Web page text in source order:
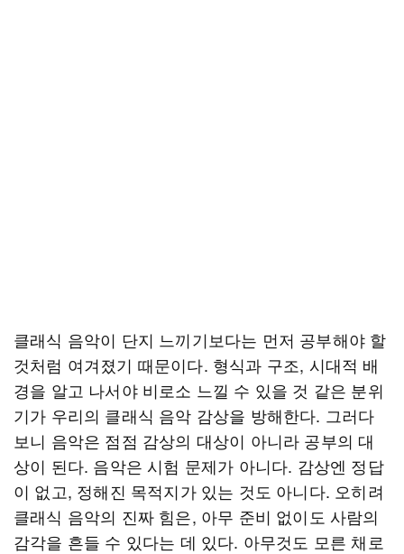
클래식 음악이 단지 느끼기보다는 먼저 공부해야 할
것처럼 여겨졌기 때문이다. 형식과 구조, 시대적 배
경을 알고 나서야 비로소 느낄 수 있을 것 같은 분위
기가 우리의 클래식 음악 감상을 방해한다. 그러다
보니 음악은 점점 감상의 대상이 아니라 공부의 대
상이 된다. 음악은 시험 문제가 아니다. 감상엔 정답
이 없고, 정해진 목적지가 있는 것도 아니다. 오히려
클래식 음악의 진짜 힘은, 아무 준비 없이도 사람의
감각을 흔들 수 있다는 데 있다. 아무것도 모른 채로